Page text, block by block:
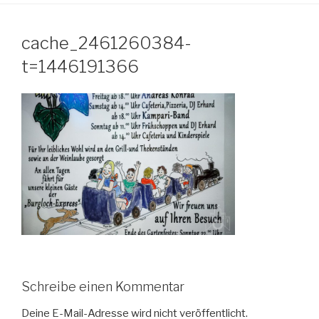
cache_2461260384-
t=1446191366
Schreibe einen Kommentar
Deine E-Mail-Adresse wird nicht veröffentlicht.